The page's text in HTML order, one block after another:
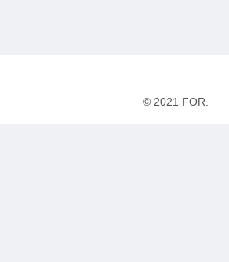
© 2021 FOR.